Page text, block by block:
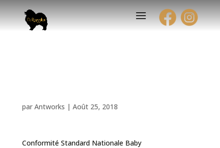
par Antworks | Août 25, 2018
Conformité Standard Nationale Baby